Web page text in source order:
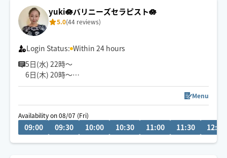
yuki🪷バリニーズセラピスト🪷
5.0(44 reviews)
Login Status: Within 24 hours
5日(水) 22時〜
6日(木) 20時〜
空きございます。
空いてないお日にち、お時間でもメッセージ頂けますと
調整できる場合もあります✨
お気軽にメッセージください🎀
Menu
Availability on 08/07 (Fri)
09:00 09:30 10:00 10:30 11:00 11:30 12:00